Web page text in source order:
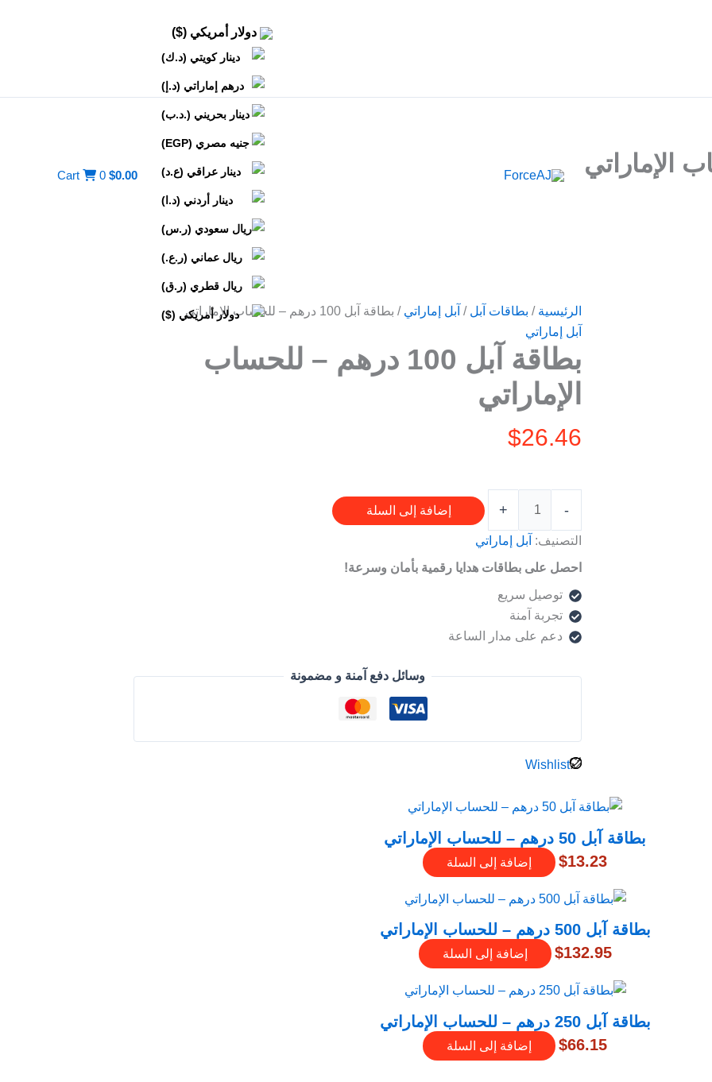
دولار أمريكي ($)
دينار كويتي (د.ك)
درهم إماراتي (د.إ)
دينار بحريني (.د.ب)
جنيه مصري (EGP)
دينار عراقي (ع.د)
دينار أردني (د.ا)
ريال سعودي (ر.س)
ريال عماني (ر.ع.)
ريال قطري (ر.ق)
دولار أمريكي ($)
$0.00
0
Cart
الرئيسية / بطاقات آبل / آبل إماراتي / بطاقة آبل 100 درهم – للحساب الإماراتي
آبل إماراتي
بطاقة آبل 100 درهم – للحساب
الإماراتي
$26.46
-
كمية
بطاقة
100
درهم
للحساب
+ إضافة إلى السلة
التصنيف: آبل إماراتي
احصل على بطاقات هدايا رقمية بأمان وسرعة!
توصيل سريع
تجربة آمنة
دعم على مدار الساعة
وسائل دفع آمنة و مضمونة
Wishlist
بطاقة آبل 50 درهم – للحساب الإماراتي
$13.23 إضافة إلى السلة
بطاقة آبل 500 درهم – للحساب الإماراتي
$132.95 إضافة إلى السلة
بطاقة آبل 250 درهم – للحساب الإماراتي
$66.15 إضافة إلى السلة